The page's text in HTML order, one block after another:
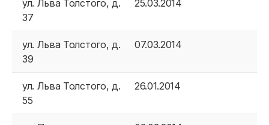
ул. Льва Толстого, д.
37
25.03.2014
ул. Льва Толстого, д.
39
07.03.2014
ул. Льва Толстого, д.
55
26.01.2014
Физическим лицам
Договор энергоснабжения
Расчёты и оплата